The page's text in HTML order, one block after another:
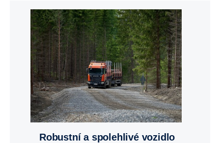
Robustní a spolehlivé vozidlo